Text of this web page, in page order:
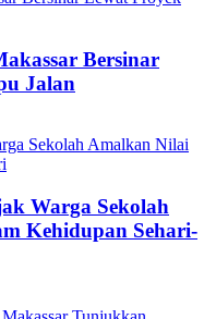
Bersinar
Jalan
Warga Sekolah
Kehidupan Sehari-